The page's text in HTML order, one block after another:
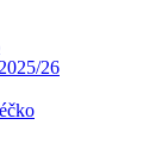
26